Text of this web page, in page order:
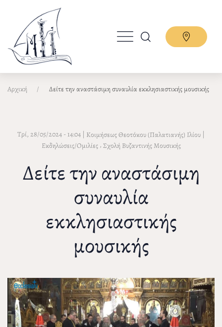
κυρίως
περιεχόμενο
Αρχική Δείτε την αναστάσιμη συναυλία εκκλησιαστικής μουσικής
Τρί, 28/05/2024 - 14:04 | Κοιμήσεως Θεοτόκου (Παλατιανής) Ιλίου |
Εκδηλώσεις/Ομιλίες, Σχολή Βυζαντινής Μουσικής
Δείτε την αναστάσιμη
συναυλία
εκκλησιαστικής
μουσικής